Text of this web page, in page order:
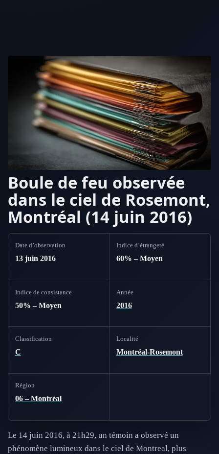
Boule de feu observée
dans le ciel de Rosemont,
Montréal (14 juin 2016)
Date d’observation
13 juin 2016
Indice d’étrangeté
60% – Moyen
Indice de consistance
50% – Moyen
Année
2016
Classification
C
Localité
Montréal-Rosemont
Région
06 – Montréal
Le 14 juin 2016, à 21h29, un témoin a observé un
phénomène lumineux dans le ciel de Montreal, plus